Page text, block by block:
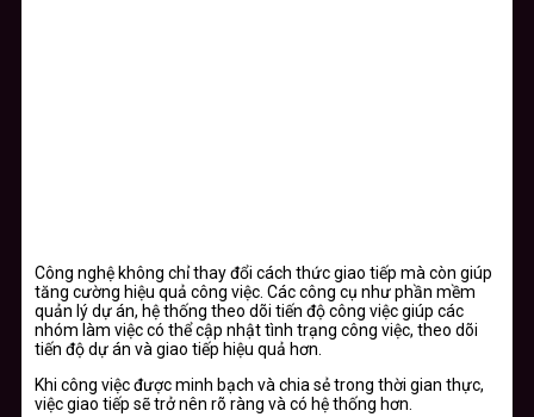
Công nghệ không chỉ thay đổi cách thức giao tiếp mà còn giúp
tăng cường hiệu quả công việc. Các công cụ như phần mềm
quản lý dự án, hệ thống theo dõi tiến độ công việc giúp các
nhóm làm việc có thể cập nhật tình trạng công việc, theo dõi
tiến độ dự án và giao tiếp hiệu quả hơn.
Khi công việc được minh bạch và chia sẻ trong thời gian thực,
việc giao tiếp sẽ trở nên rõ ràng và có hệ thống hơn.